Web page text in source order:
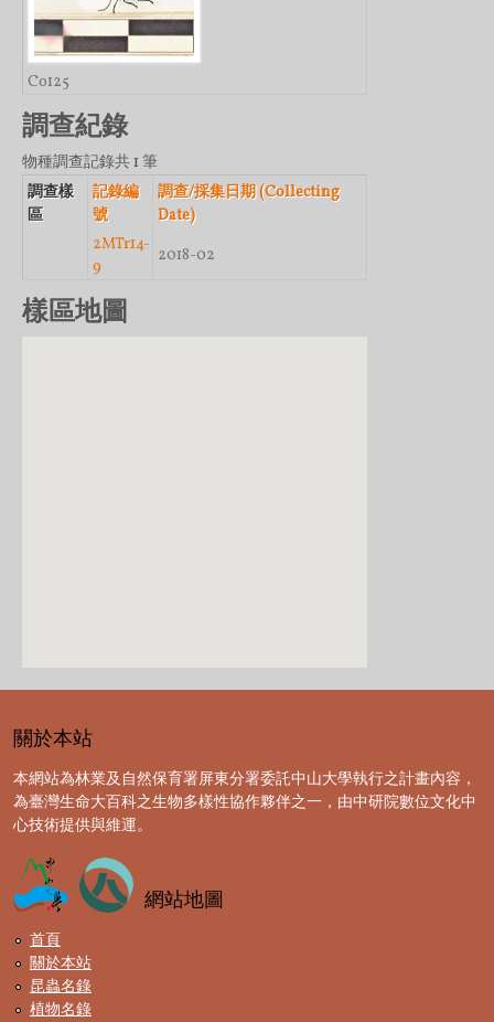
Co125
調查紀錄
物種調查記錄共 1 筆
調查樣
區
記錄編
號
調查/採集日期 (Collecting
Date)
2MTr14-
9
2018-02
樣區地圖
關於本站
本網站為林業及自然保育署屏東分署委託中山大學執行之計畫內容，
為臺灣生命大百科之生物多樣性協作夥伴之一，由中研院數位文化中
心技術提供與維運。
網站地圖
首頁
關於本站
昆蟲名錄
植物名錄